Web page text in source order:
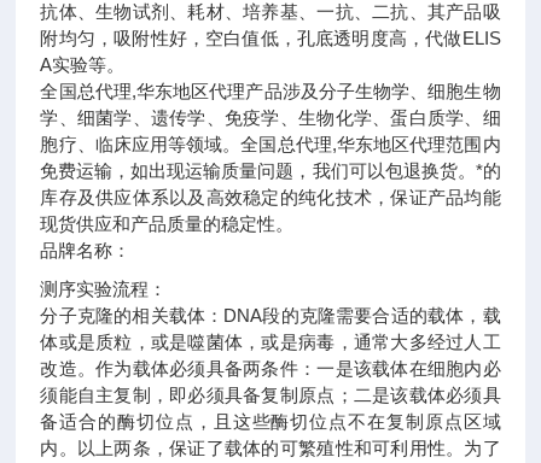
抗体、生物试剂、耗材、培养基、一抗、二抗、其产品吸
附均匀，吸附性好，空白值低，孔底透明度高，代做ELIS
A实验等。
全国总代理,华东地区代理产品涉及分子生物学、细胞生物
学、细菌学、遗传学、免疫学、生物化学、蛋白质学、细
胞疗、临床应用等领域。全国总代理,华东地区代理范围内
免费运输，如出现运输质量问题，我们可以包退换货。 *的
库存及供应体系以及高效稳定的纯化技术，保证产品均能
现货供应和产品质量的稳定性。
品牌名称：
测序实验流程：
分子克隆的相关载体：DNA段的克隆需要合适的载体，载
体或是质粒，或是噬菌体，或是病毒，通常大多经过人工
改造。作为载体必须具备两条件：一是该载体在细胞内必
须能自主复制，即必须具备复制原点；二是该载体必须具
备适合的酶切位点，且这些酶切位点不在复制原点区域
内。以上两条，保证了载体的可繁殖性和可利用性。为了